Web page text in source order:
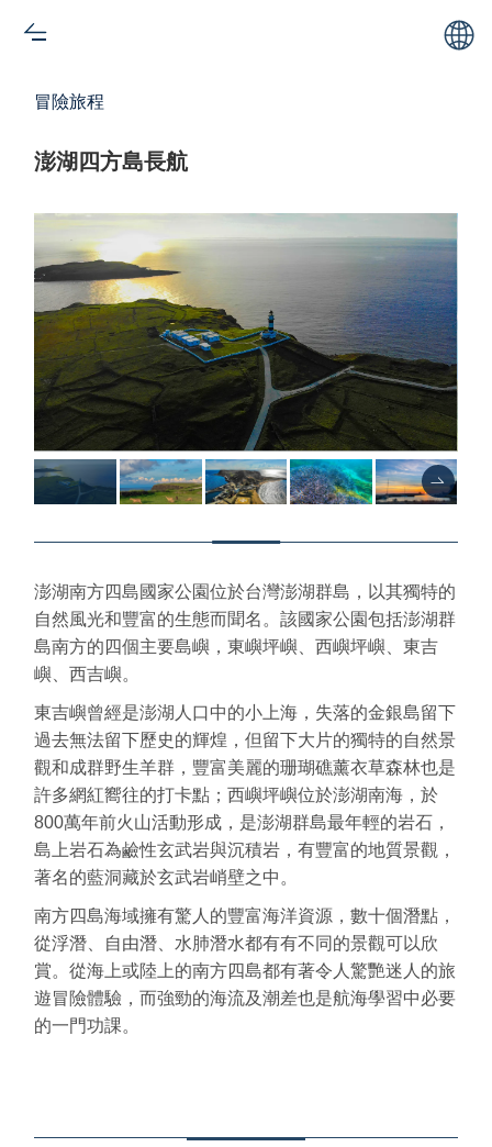
冒險旅程
澎湖四方島長航
澎湖南方四島國家公園位於台灣澎湖群島，以其獨特的
自然風光和豐富的生態而聞名。該國家公園包括澎湖群
島南方的四個主要島嶼，東嶼坪嶼、西嶼坪嶼、東吉
嶼、西吉嶼。
東吉嶼曾經是澎湖人口中的小上海，失落的金銀島留下
過去無法留下歷史的輝煌，但留下大片的獨特的自然景
觀和成群野生羊群，豐富美麗的珊瑚礁薰衣草森林也是
許多網紅嚮往的打卡點；西嶼坪嶼位於澎湖南海，於
800萬年前火山活動形成，是澎湖群島最年輕的岩石，
島上岩石為鹼性玄武岩與沉積岩，有豐富的地質景觀，
著名的藍洞藏於玄武岩峭壁之中。
南方四島海域擁有驚人的豐富海洋資源，數十個潛點，
從浮潛、自由潛、水肺潛水都有有不同的景觀可以欣
賞。從海上或陸上的南方四島都有著令人驚艷迷人的旅
遊冒險體驗，而強勁的海流及潮差也是航海學習中必要
的一門功課。